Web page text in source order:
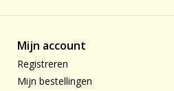
Mijn account
Registreren
Mijn bestellingen